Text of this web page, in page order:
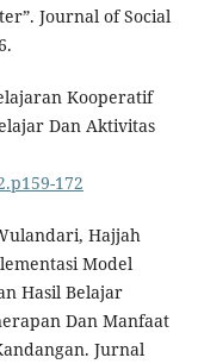
Journal of Social
Kooperatif
Dan Aktivitas
172
Hajjah
Model
Hasil Belajar
Dan Manfaat
Jurnal